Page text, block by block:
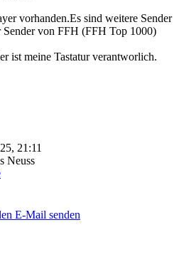
vorhanden.Es sind weitere Sender
Sender von FFH (FFH Top 1000)
ist meine Tastatur verantworlich.
21:11
Neuss
E-Mail senden